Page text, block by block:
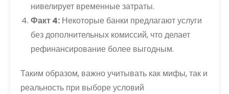
нивелирует временные затраты.
Факт 4: Некоторые банки предлагают услуги
без дополнительных комиссий, что делает
рефинансирование более выгодным.
Таким образом, важно учитывать как мифы, так и
реальность при выборе условий